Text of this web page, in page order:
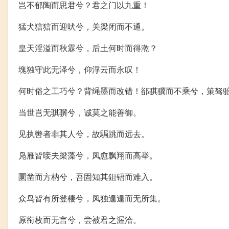
岂不郁陶而思君兮？君之门以九重！
猛犬狺狺而迎吠兮，关梁闭而不通。
皇天淫溢而秋霖兮，后土何时而得漧？
塊独守此无泽兮，仰浮云而永叹！
何时俗之工巧兮？背绳墨而改错！郤骐骥而不乘兮，策驽骀
当世岂无骐骥兮，诚莫之能善御。
见执辔者非其人兮，故駶跳而远去。
凫雁皆唼夫梁藻兮，凤愈飘翔而高举。
圜凿而方枘兮，吾固知其鉏铻而难入。
众鸟皆有所登棲兮，凤独遑遑而无所集。
原衔枚而无言兮，尝被君之渥洽。